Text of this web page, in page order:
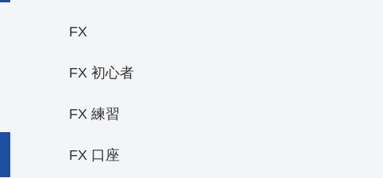
FX
FX 初心者
FX 練習
FX 口座